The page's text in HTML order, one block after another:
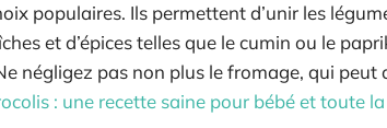
populaires. Ils permettent d’unir les
et d’épices telles que le cumin ou le
négligez pas non plus le fromage, qui peut
: une recette saine pour bébé et toute